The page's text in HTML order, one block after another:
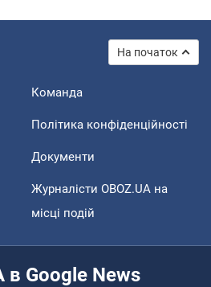
На початок
Команда
Політика конфіденційності
Документи
Журналісти OBOZ.UA на
місці подій
в Google News